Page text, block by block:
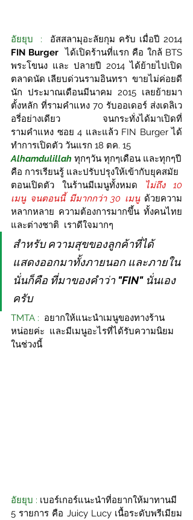
อัยยุบ  :
FIN Burger
ได้เปิดร้านที่แรก คือ ใกล้ BTS
พระโขนง และ ปลายปี 2014 ได้ย้ายไปเปิด
ตลาดนัด เลียบด่วนรามอินทรา  ขายไม่ค่อยดี
นัก ประมาณเดือนมีนาคม 2015 เลยย้ายมา
ตั้งหลัก ที่รามคำแหง 70 รับออเดอร์ ส่งเดลิเว
อรี่อย่างเดียว  จนกระทั่งได้มาเปิดที่
รามคำแหง ซอย 4 และแล้ว FIN Burger ได้
ทำการเปิดตัว วันแรก 18 ตค. 15
Alhamdulillah
คือ การเรียนรู้ และปรับปรุงให้เข้ากับยุคสมัย
ตอนเปิดตัว ในร้านมีเมนูทั้งหมด ไม่ถึง 10
เมนู จนตอนนี้ มีมากกว่า 30 เมนู ด้วยความ
หลากหลาย ความต้องการมากขึ้น ทั้งคนไทย
และต่างชาติ  เราดีใจมากๆ
สำหรับ ความสุขของลูกค้าที่ได้
แสดงออกมาทั้งภายนอก และภายใน
นั่นก็คือ ที่มาของคำว่า "FIN" นั่นเอง
ครับ
TMTA : อยากให้แนะนำเมนูของทางร้าน
หน่อยค่ะ  และมีเมนูอะไรที่ได้รับความนิยม
ในช่วงนี้
อัยยุบ : เบอร์เกอร์แนะนำที่อยากให้มาทานมี
5 รายการ คือ Juicy Lucy เนื้อระดับพรีเมียม